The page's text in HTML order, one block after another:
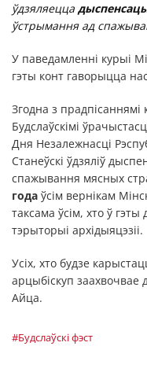
ўдзяляецца
ўстрымання ад
У паведамленні курыі
гэты конт гаворыцца
Згодна з прадпісаннямі
Будслаўскімі
Дня Незалежнасці
Станеўскі ўдзяліў
спажывання мясных
года ўсім вернікам
таксама ўсім, хто ў гэты
тэрыторыі архідыяцэзіі.
Усіх, хто будзе
арцыбіскуп заахвочвае
Айца.
#Будслаўскі фэст